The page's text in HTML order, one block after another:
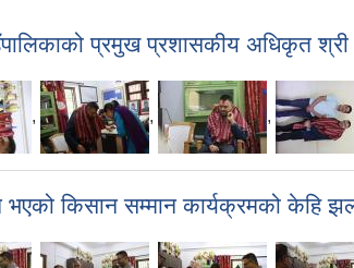
प्रमुख प्रशासकीय अधिकृत श्री
, , ,
किसान सम्मान कार्यक्रमको केहि